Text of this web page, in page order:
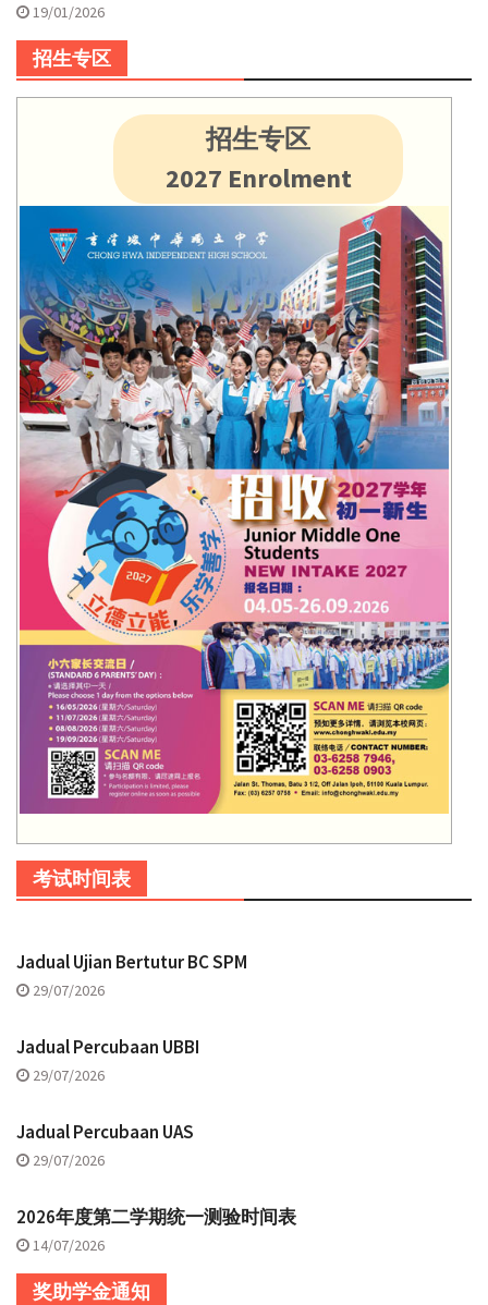
19/01/2026
招生专区
招生专区
2027 Enrolment
考试时间表
Jadual Ujian Bertutur BC SPM
29/07/2026
Jadual Percubaan UBBI
29/07/2026
Jadual Percubaan UAS
29/07/2026
2026年度第二学期统一测验时间表
14/07/2026
奖助学金通知